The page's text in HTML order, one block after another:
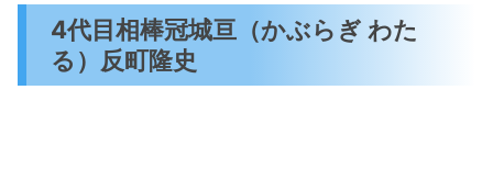
4代目相棒冠城亘（かぶらぎ わた
る）反町隆史